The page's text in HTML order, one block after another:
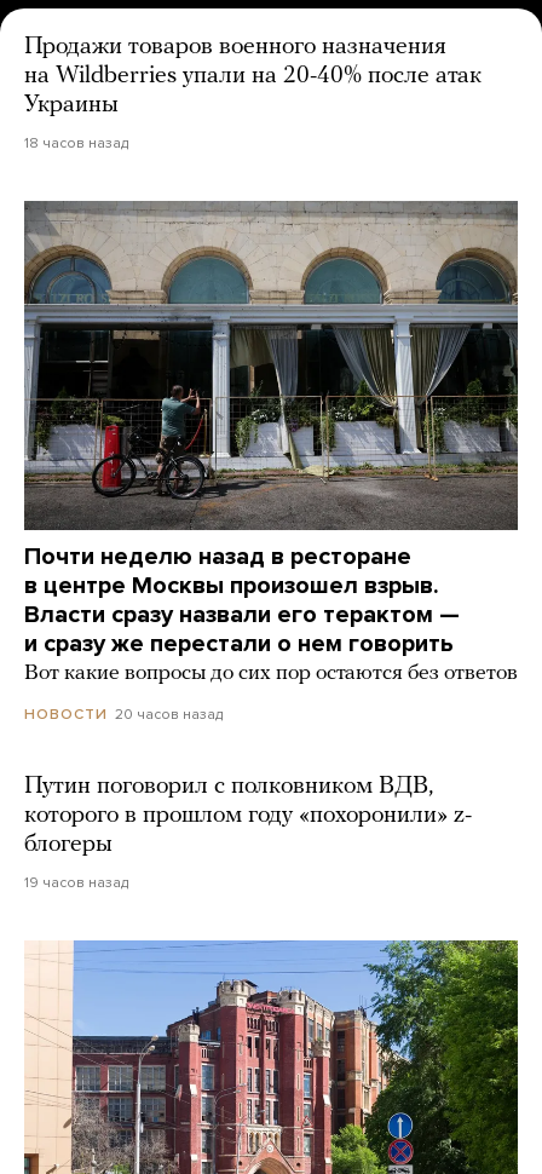
Продажи товаров военного назначения
на Wildberries упали на 20-40% после атак
Украины
18 часов назад
Почти неделю назад в ресторане
в центре Москвы произошел взрыв.
Власти сразу назвали его терактом —
и сразу же перестали о нем говорить
Вот какие вопросы до сих пор остаются без ответов
НОВОСТИ 20 часов назад
Путин поговорил с полковником ВДВ,
которого в прошлом году «похоронили» z-
блогеры
19 часов назад